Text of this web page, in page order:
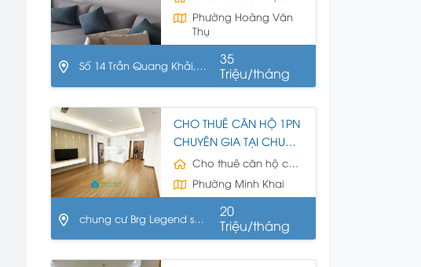
Nguyên
Cho thuê căn hộ chung cư Huyện Tiên
Lãng
Cho thuê căn hộ chung cư Huyện Vĩnh Bảo
HẢI PHÒNG
Phường Hoàng Văn
Thụ
Số 14 Trần Quang Khải,
35
Triệu/tháng
CHO THUÊ CĂN HỘ 1PN
CHUYÊN GIA TẠI CHUNG
CƯ BRG LEGEND, TRẦN
QUANG KHẢI
Cho thuê căn hộ chung cư
Phường Minh Khai
chung cư Brg Legend số
14 Trần Quang Khải, Hồng
20
Triệu/tháng